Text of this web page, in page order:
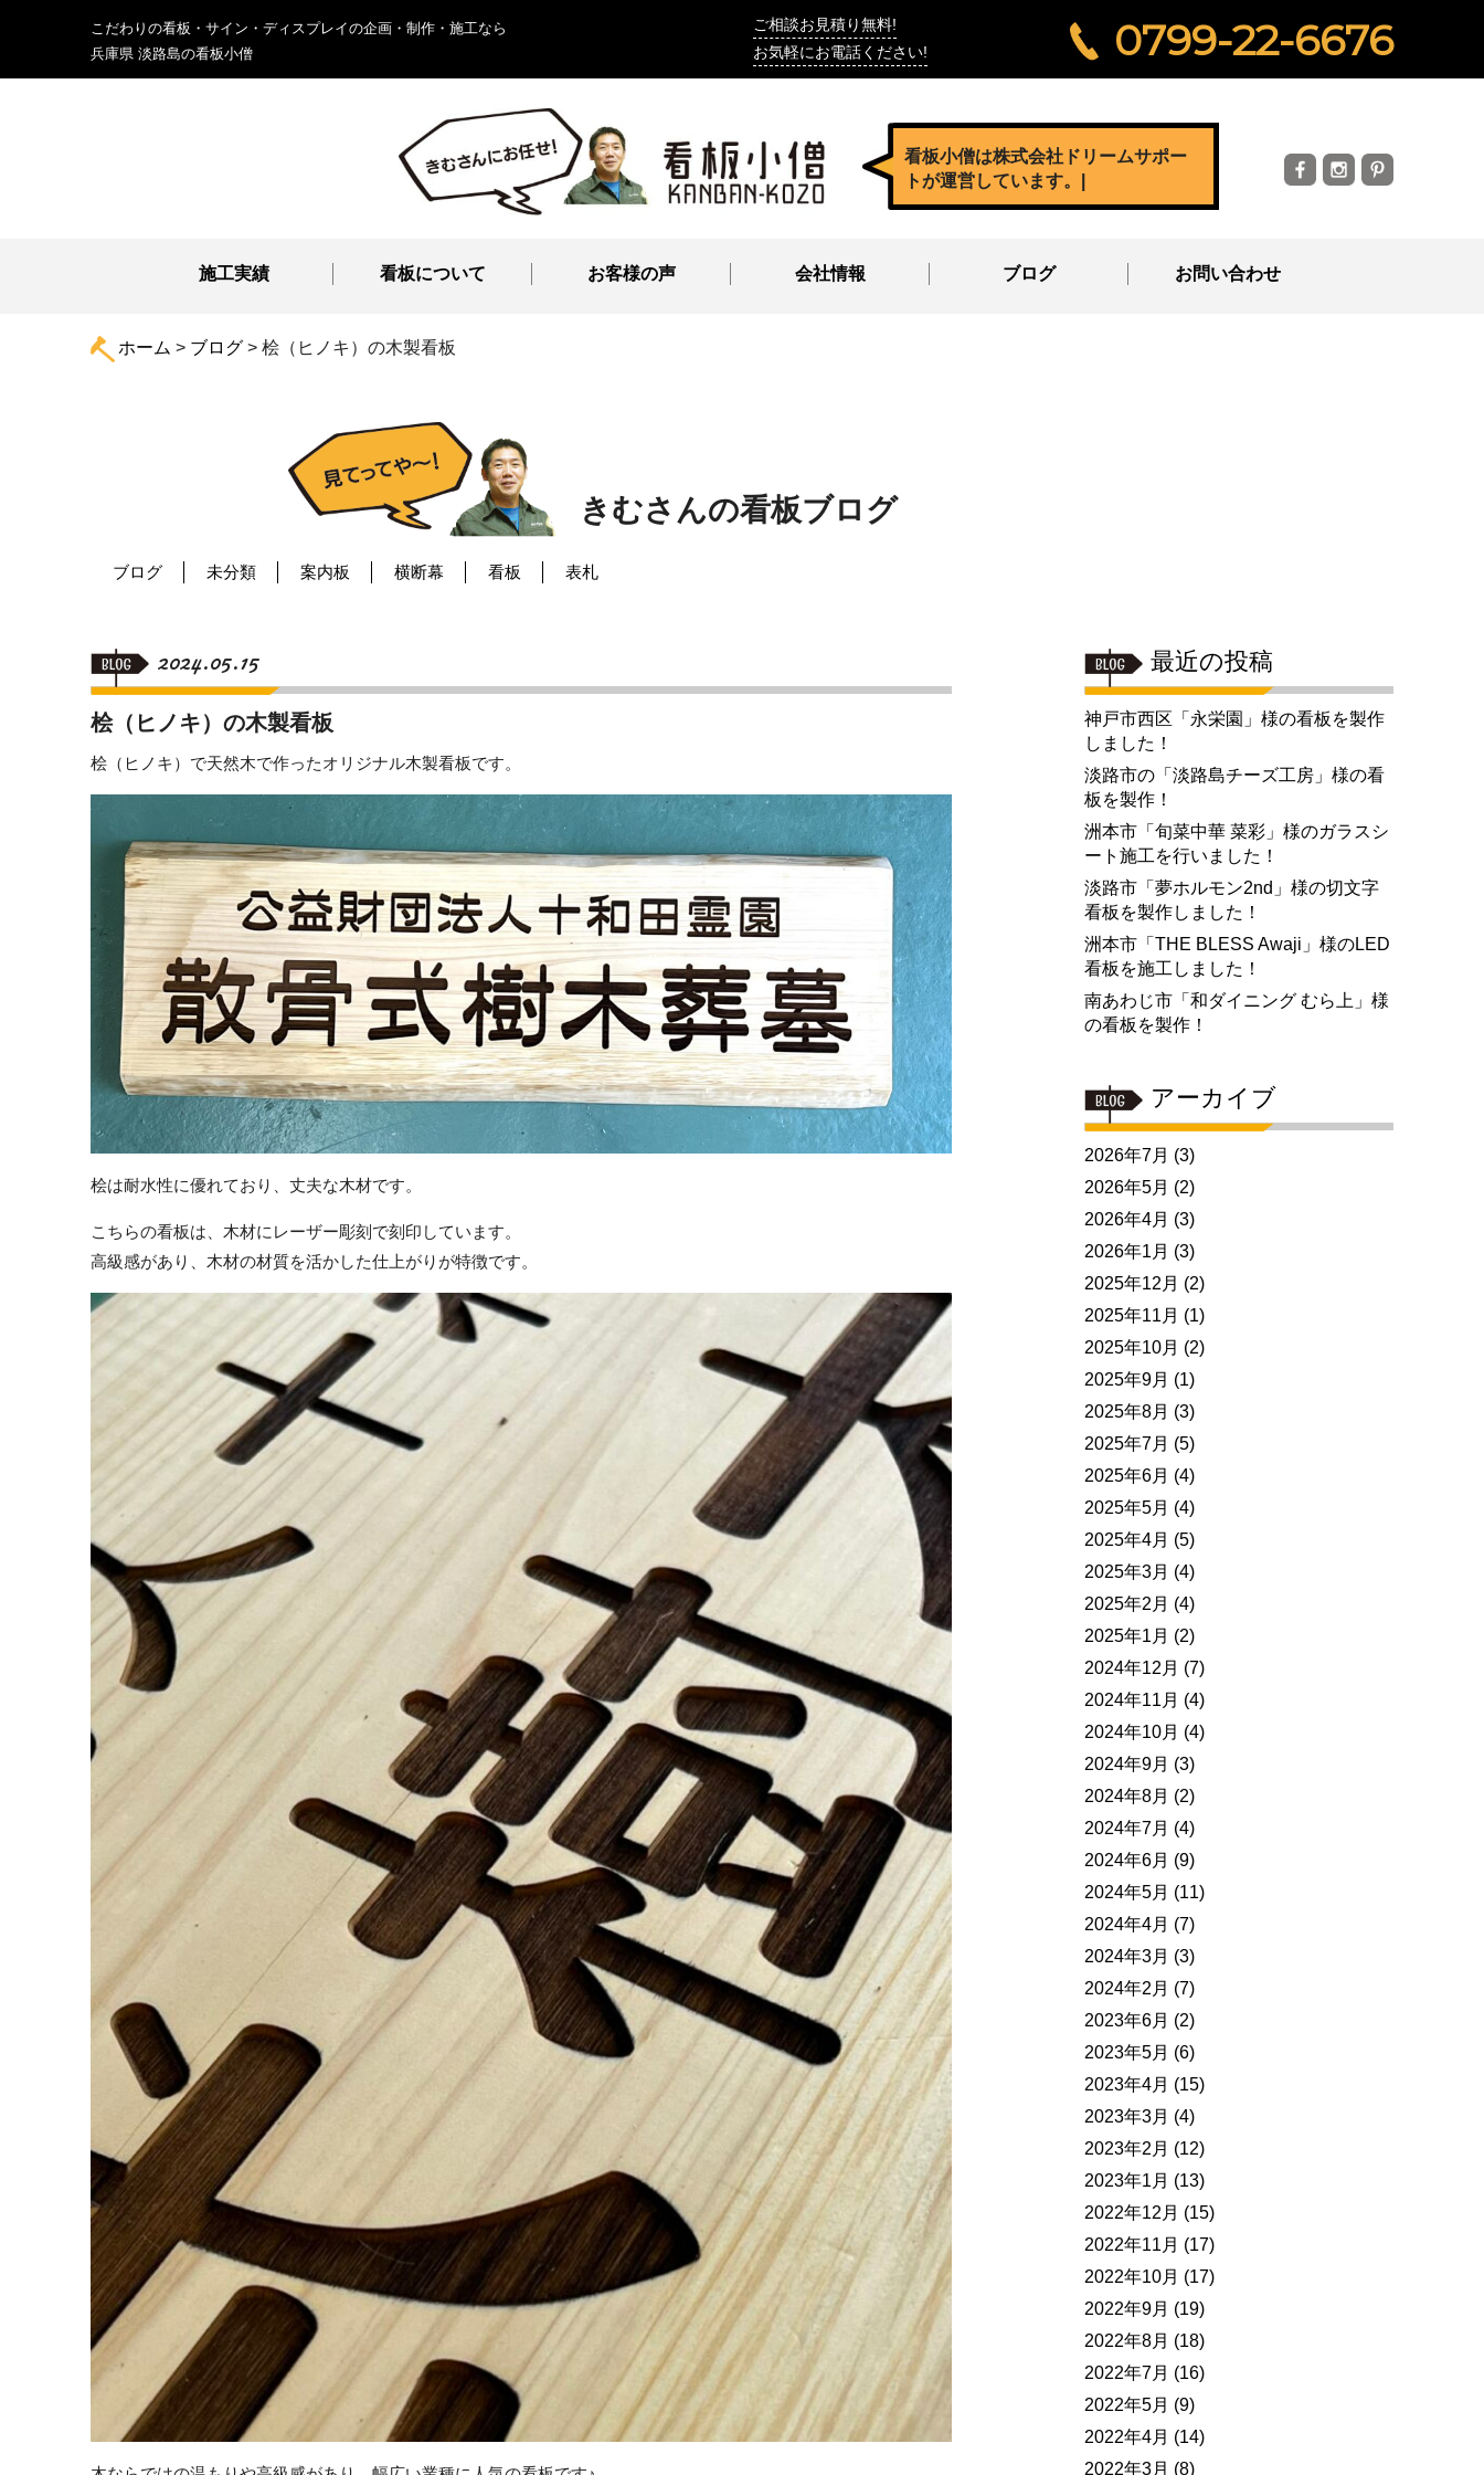
こだわりの看板・サイン・ディスプレイの企画・制作・施工なら
兵庫県 淡路島の看板小僧
ご相談お見積り無料!
お気軽にお電話ください!
0799-22-6676
看板小僧は株式会社ドリームサポー
トが運営しています。
施工実績 看板について お客様の声 会社情報 ブログ お問い合わせ
ホーム > ブログ > 桧（ヒノキ）の木製看板
きむさんの看板ブログ
ブログ 未分類 案内板 横断幕 看板 表札
2024.05.15
桧（ヒノキ）の木製看板
桧（ヒノキ）で天然木で作ったオリジナル木製看板です。
桧は耐水性に優れており、丈夫な木材です。
こちらの看板は、木材にレーザー彫刻で刻印しています。
高級感があり、木材の材質を活かした仕上がりが特徴です。
最近の投稿
神戸市西区「永栄園」様の看板を製作
しました！
淡路市の「淡路島チーズ工房」様の看
板を製作！
洲本市「旬菜中華 菜彩」様のガラスシ
ート施工を行いました！
淡路市「夢ホルモン2nd」様の切文字
看板を製作しました！
洲本市「THE BLESS Awaji」様のLED
看板を施工しました！
南あわじ市「和ダイニング むら上」様
の看板を製作！
アーカイブ
2026年7月 (3)
2026年5月 (2)
2026年4月 (3)
2026年1月 (3)
2025年12月 (2)
2025年11月 (1)
2025年10月 (2)
2025年9月 (1)
2025年8月 (3)
2025年7月 (5)
2025年6月 (4)
2025年5月 (4)
2025年4月 (5)
2025年3月 (4)
2025年2月 (4)
2025年1月 (2)
2024年12月 (7)
2024年11月 (4)
2024年10月 (4)
2024年9月 (3)
2024年8月 (2)
2024年7月 (4)
2024年6月 (9)
2024年5月 (11)
2024年4月 (7)
2024年3月 (3)
2024年2月 (7)
2023年6月 (2)
2023年5月 (6)
2023年4月 (15)
2023年3月 (4)
2023年2月 (12)
2023年1月 (13)
2022年12月 (15)
2022年11月 (17)
2022年10月 (17)
2022年9月 (19)
2022年8月 (18)
2022年7月 (16)
2022年5月 (9)
2022年4月 (14)
2022年3月 (8)